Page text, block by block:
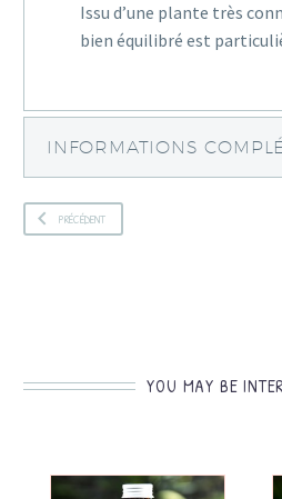
Issu d’une plante très
bien équilibré est
INFORMATIONS
PRÉCÉDENT
YOU MAY BE